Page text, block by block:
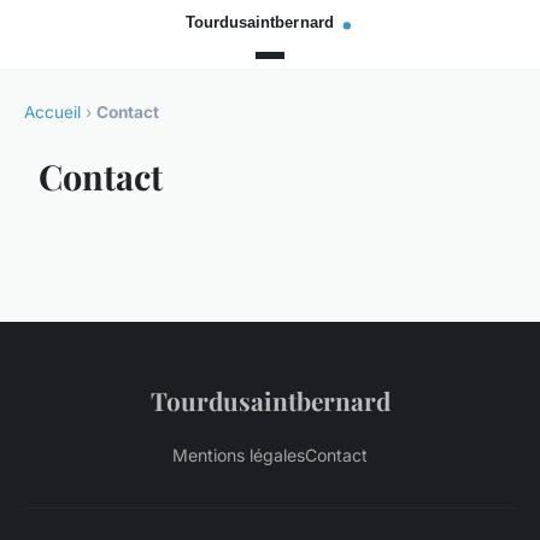
Accueil › Contact
Contact
Tourdusaintbernard
Mentions légalesContact